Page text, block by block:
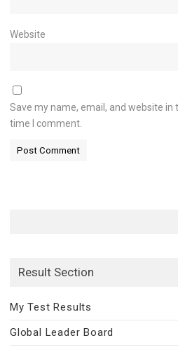
Website
Save my name, email, and website
time I comment.
Result Section
My Test Results
Global Leader Board